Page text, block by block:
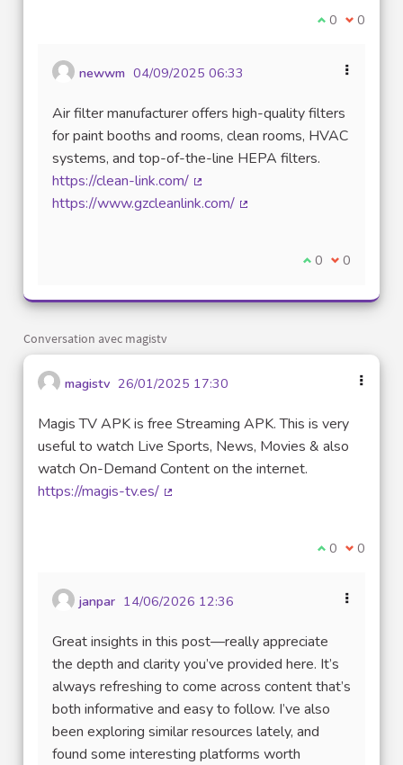
Je suis
0 Je ne
0
newwm 04/09/2025 06:33
Air filter manufacturer offers high-quality filters
for paint booths and rooms, clean rooms, HVAC
systems, and top-of-the-line HEPA filters.
https://clean-link.com/
(Lien externe)
https://www.gzcleanlink.com/
Je suis d'accord
0 Je ne suis
0
Conversation avec magistv
magistv 26/01/2025 17:30
Magis TV APK is free Streaming APK. This is very
useful to watch Live Sports, News, Movies & also
watch On-Demand Content on the internet.
https://magis-tv.es/
Je suis
0 Je ne
0
janpar 14/06/2026 12:36
Great insights in this post—really appreciate
the depth and clarity you’ve provided here. It’s
always refreshing to come across content that’s
both informative and easy to follow. I’ve also
been exploring similar resources lately, and
found some interesting platforms worth